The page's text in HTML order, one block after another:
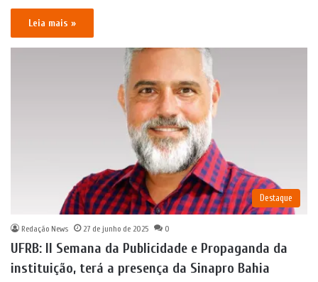
Leia mais »
Destaque
Redação News 27 de junho de 2025 0
UFRB: II Semana da Publicidade e Propaganda da
instituição, terá a presença da Sinapro Bahia